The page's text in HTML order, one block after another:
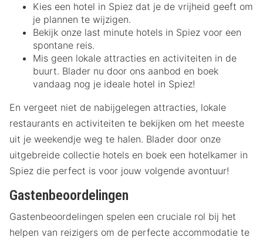
Kies een hotel in Spiez dat je de vrijheid geeft om
je plannen te wijzigen.
Bekijk onze last minute hotels in Spiez voor een
spontane reis.
Mis geen lokale attracties en activiteiten in de
buurt. Blader nu door ons aanbod en boek
vandaag nog je ideale hotel in Spiez!
En vergeet niet de nabijgelegen attracties, lokale
restaurants en activiteiten te bekijken om het meeste
uit je weekendje weg te halen. Blader door onze
uitgebreide collectie hotels en boek een hotelkamer in
Spiez die perfect is voor jouw volgende avontuur!
Gastenbeoordelingen
Gastenbeoordelingen spelen een cruciale rol bij het
helpen van reizigers om de perfecte accommodatie te